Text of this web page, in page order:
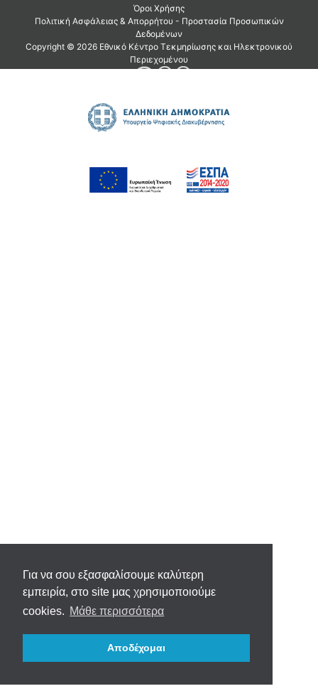
Για να σου εξασφαλίσουμε καλύτερη
εμπειρία, στο site μας χρησιμοποιούμε
cookies. Μάθε περισσότερα
Αποδέχομαι